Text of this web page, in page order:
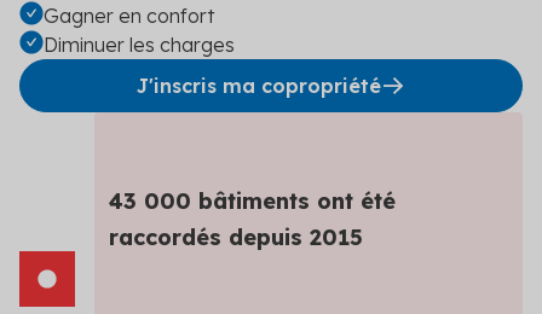
Gagner en confort
Diminuer les charges
J'inscris ma copropriété
43 000 bâtiments ont été
raccordés depuis 2015